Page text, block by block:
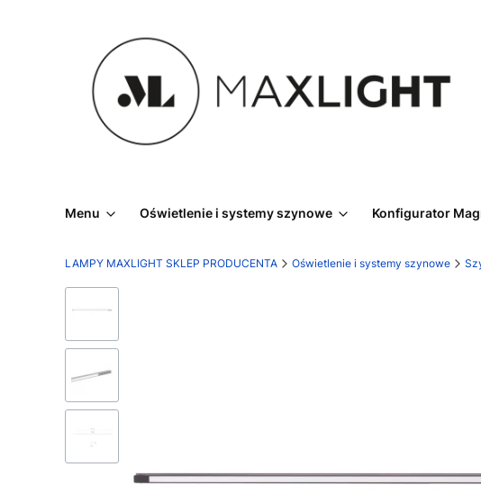
Menu Oświetlenie i systemy szynowe Konfigurator
LAMPY MAXLIGHT SKLEP PRODUCENTA Oświetlenie i systemy szynowe